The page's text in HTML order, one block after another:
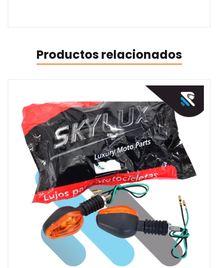
Productos relacionados